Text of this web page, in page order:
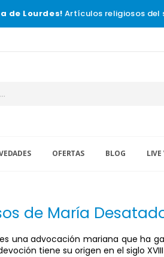
de Lourdes! Artículos religiosos del
OFERTAS BLOG
de María
una advocación mariana que ha
tiene su origen en el siglo